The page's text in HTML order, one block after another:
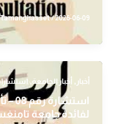
/2026-06-09
أخبار , أخبار الجامعة,
لفائدة جامعة